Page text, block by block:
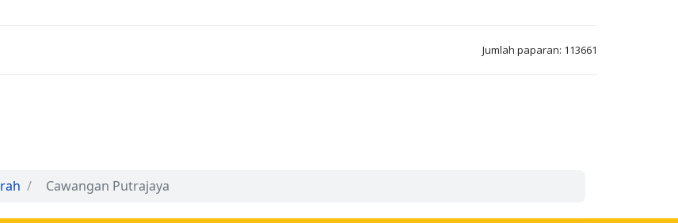
Jumlah paparan: 113661
Cawangan Putrajaya